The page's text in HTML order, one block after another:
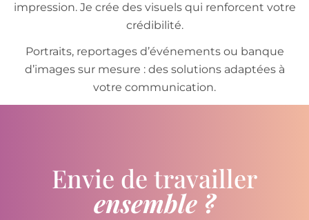
impression. Je crée des visuels qui renforcent votre
crédibilité.
Portraits, reportages d’événements ou banque
d’images sur mesure : des solutions adaptées à
votre communication.
Envie de travailler
ensemble ?